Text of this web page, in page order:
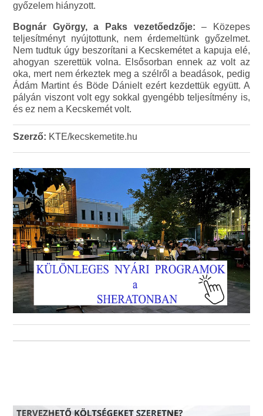
győzelem hiányzott.
Bognár György, a Paks vezetőedzője: – Közepes
teljesítményt nyújtottunk, nem érdemeltünk győzelmet.
Nem tudtuk úgy beszorítani a Kecskemétet a kapuja elé,
ahogyan szerettük volna. Elsősorban ennek az volt az
oka, mert nem érkeztek meg a szélről a beadások, pedig
Ádám Martint és Böde Dánielt ezért kezdettük együtt. A
pályán viszont volt egy sokkal gyengébb teljesítmény is,
és ez nem a Kecskemét volt.
Szerző: KTE/kecskemetite.hu